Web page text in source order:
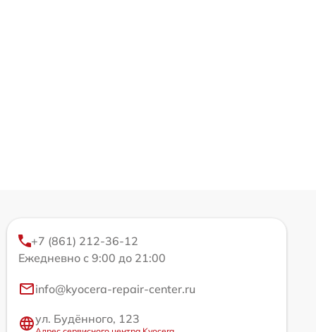
+7 (861) 212-36-12
Ежедневно с 9:00 до 21:00
info@kyocera-repair-center.ru
ул. Будённого, 123